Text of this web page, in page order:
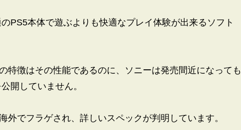
PS5本体で遊ぶよりも快適なプレイ体験が出来るソフト
特徴はその性能であるのに、ソニーは発売間近になっても
開していません。
でフラゲされ、詳しいスペックが判明しています。